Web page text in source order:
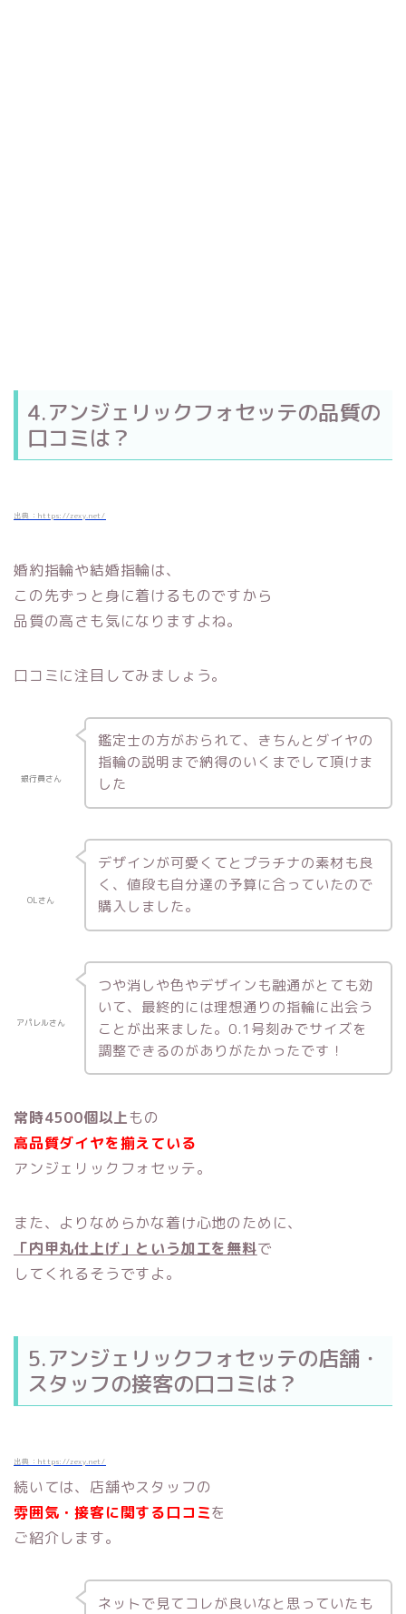
4.アンジェリックフォセッテの品質の
口コミは？
出典：https://zexy.net/
婚約指輪や結婚指輪は、
この先ずっと身に着けるものですから
品質の高さも気になりますよね。
口コミに注目してみましょう。
銀行員さん
鑑定士の方がおられて、きちんとダイヤの
指輪の説明まで納得のいくまでして頂けま
した
OLさん
デザインが可愛くてとプラチナの素材も良
く、値段も自分達の予算に合っていたので
購入しました。
アパレルさん
つや消しや色やデザインも融通がとても効
いて、最終的には理想通りの指輪に出会う
ことが出来ました。0.1号刻みでサイズを
調整できるのがありがたかったです！
常時4500個以上もの
高品質ダイヤを揃えている
アンジェリックフォセッテ。
また、よりなめらかな着け心地のために、
「内甲丸仕上げ」という加工を無料で
してくれるそうですよ。
5.アンジェリックフォセッテの店舗・
スタッフの接客の口コミは？
出典：https://zexy.net/
続いては、店舗やスタッフの
雰囲気・接客に関する口コミを
ご紹介します。
ネットで見てコレが良いなと思っていたも